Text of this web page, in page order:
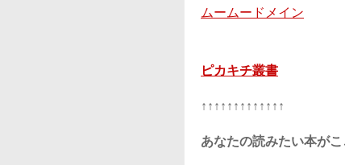
ムームードメイン
ピカキチ叢書
↑↑↑↑↑↑↑↑↑↑↑↑↑
あなたの読みたい本がこ